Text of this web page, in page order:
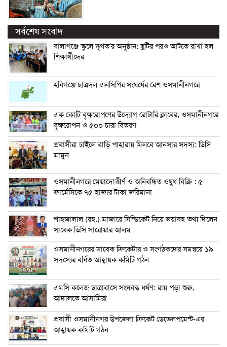
সর্বশেষ সংবাদ
বালাগঞ্জে স্কুলে দুপ্রক’র অনুষ্ঠান: ছুটির পরও আটকে রাখা হল
শিক্ষার্থীদের
হবিগঞ্জে ছাত্রদল-এনসিপির সংঘর্ষের রেশ ওসমানীনগরে
এক কোটি বৃক্ষরোপণের উদ্যোগ রোটারি ক্লাবের, ওসমানীনগরে
বৃক্ষরোপন ও ৫০০ চারা বিতরণ
প্রবাসীরা চাইলে বাড়ি পাহারায় মিলবে আনসার সদস্য: ডিসি
মামুন
ওসমানীনগরে মেয়াদোত্তীর্ণ ও অনিবন্ধিত ওষুধ বিক্রি : ৫
ফার্মেসিকে ৭৫ হাজার টাকা জরিমানা
শাহজালাল (রহ.) মাজারে সিন্ডিকেট নিয়ে ভয়াবহ তথ্য দিলেন
সাবেক ডিসি সারোয়ার আলম
ওসমানীনগরের সাবেক ক্রিকেটার ও সংগঠকদের সমন্বয়ে ১৯
সদস্যের বর্ধিত আহ্বায়ক কমিটি গঠন
এম‌সি কলেজ ছাত্রাবাসে সংঘবদ্ধ ধর্ষণ: রায় পড়া শুরু,
আদালতে আসামিরা
প্রবাসী ওসমানীনগর উপজেলা ক্রিকেট ডেভেলপমেন্ট-এর
আহ্বায়ক কমিটি গঠন